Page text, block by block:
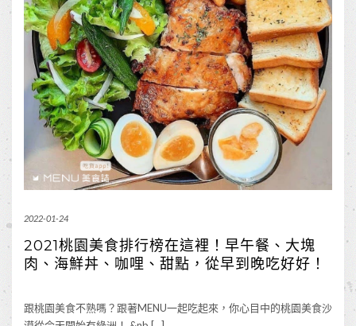
2022-01-24
2021桃園美食排行榜在這裡！早午餐、大塊
肉、海鮮丼、咖哩、甜點，從早到晚吃好好！
跟桃園美食不熟嗎？跟著MENU一起吃起來，你心目中的桃園美食沙